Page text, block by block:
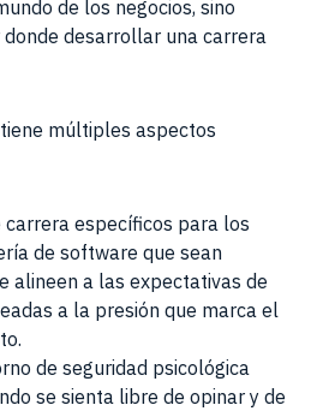
de los negocios, sino
desarrollar una carrera
múltiples aspectos
carrera específicos para los
de software que sean
alineen a las expectativas de
a la presión que marca el
de seguridad psicológica
se sienta libre de opinar y de